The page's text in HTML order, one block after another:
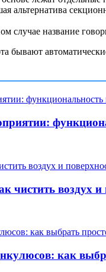
альтернатива
случае название
бывают
чистить воздух
как